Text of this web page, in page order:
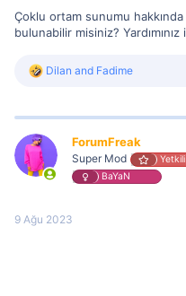
Çoklu ortam sunumu
bulunabilir misiniz?
R
i
n
s
Dilan and Fadime
ForumFreak
Super Mod Yetkili
BaYaN
9 Ağu 2023